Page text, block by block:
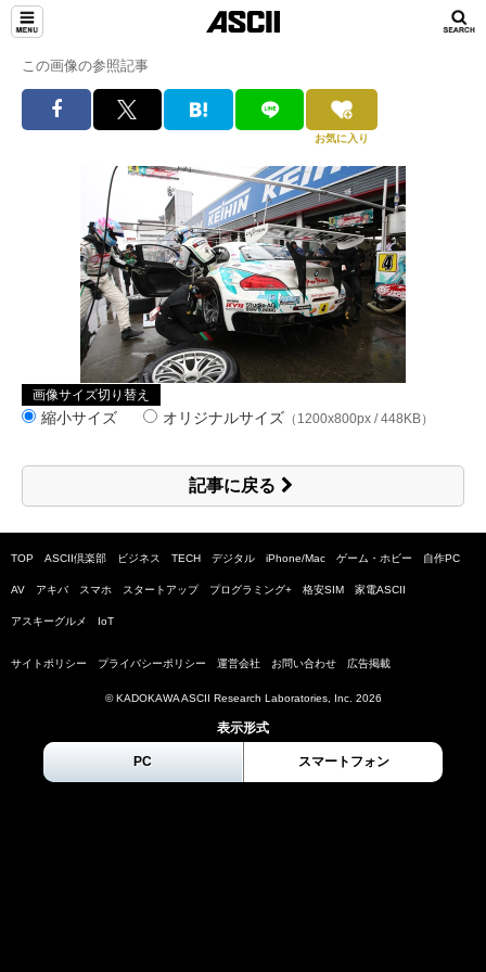
この画像の参照記事
お気に入り
画像サイズ切り替え
縮小サイズ オリジナルサイズ （1200x800px / 448KB）
記事に戻る
TOP ASCII倶楽部 ビジネス TECH デジタル iPhone/Mac ゲーム・ホビー 自作PC
AV アキバ スマホ スタートアップ プログラミング+ 格安SIM 家電ASCII
アスキーグルメ IoT
サイトポリシー プライバシーポリシー 運営会社 お問い合わせ 広告掲載
© KADOKAWA ASCII Research Laboratories, Inc. 2026
表示形式
PC スマートフォン